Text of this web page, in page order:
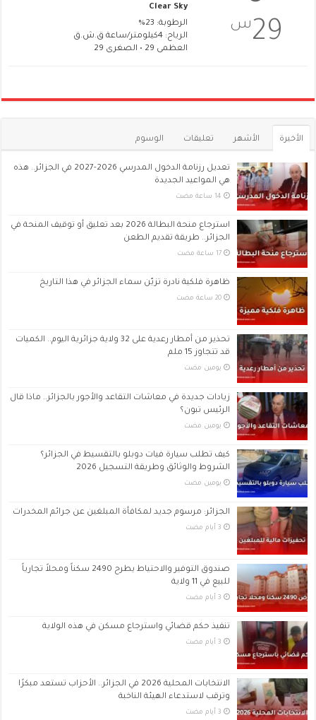
29س
Clear Sky
الرطوبة: 23%
الرياح: 4كيلومتر/ساعة ق.ش.ق‎
العظمى 29 • الصغرى 29
الأخيرة الأشهر تعليقات الوسوم
تعديل رزنامة الدخول المدرسي 2026-2027 في الجزائر.. هذه
هي المواعيد الجديدة
استرجاع منحة البطالة 2026 بعد تعليق أو توقيف المنحة في
الجزائر.. طريقة تقديم الطعن
‏17 ساعة مضت
ظاهرة فلكية نادرة تزيّن سماء الجزائر في هذا التاريخ
‏20 ساعة مضت
تحذير من أمطار رعدية على 32 ولاية جزائرية اليوم.. الكميات
قد تتجاوز 15 ملم
‏يومين مضت
زيادات جديدة في معاشات التقاعد والأجور بالجزائر.. ماذا قال
الرئيس تبون؟
‏يومين مضت
كيف تطلب سيارة فيات دوبلو بالتقسيط في الجزائر؟
الشروط والوثائق وطريقة التسجيل 2026
‏يومين مضت
الجزائر: مرسوم جديد لمكافأة المبلغين عن جرائم المخدرات
صندوق التوفير والاحتياط يطرح 2490 سكناً ومحلاً تجارياً
للبيع في 11 ولاية
تنفيذ حكم قضائي واسترجاع مسكن في هذه الولاية
الانتخابات المحلية 2026 في الجزائر.. الأحزاب تستعد مبكرًا
وترقب لاستدعاء الهيئة الناخبة